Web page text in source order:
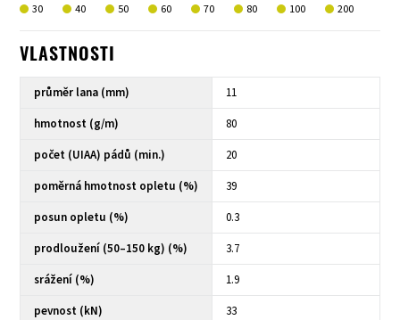
30 40 50 60 70 80 100 200
VLASTNOSTI
průměr lana (mm)
11
hmotnost (g/m)
80
počet (UIAA) pádů (min.)
20
poměrná hmotnost opletu (%)
39
posun opletu (%)
0.3
prodloužení (50–150 kg) (%)
3.7
srážení (%)
1.9
pevnost (kN)
33